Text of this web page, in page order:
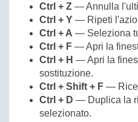
Ctrl + Z — Annulla
Ctrl + Y — Ripeti
Ctrl + A — Seleziona
Ctrl + F — Apri la
Ctrl + H — Apri la
sostituzione.
Ctrl + Shift + F —
Ctrl + D — Duplica la
selezionato.